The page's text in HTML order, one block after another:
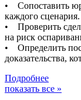
• Сопоставить
каждого сценария.
• Проверить
на риск
• Определить
доказательства,
Подробнее
показать все »